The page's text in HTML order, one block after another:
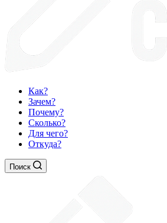
Как?
Зачем?
Почему?
Сколько?
Для чего?
Откуда?
Поиск